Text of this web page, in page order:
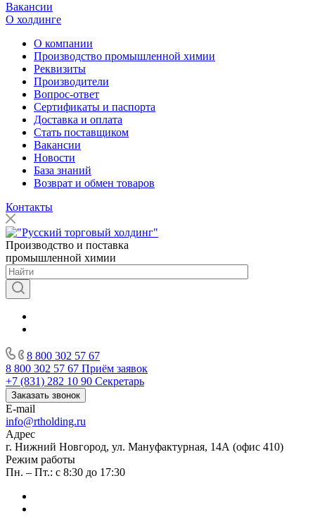
Вакансии
О холдинге
О компании
Производство промышленной химии
Реквизиты
Производители
Вопрос-ответ
Сертификаты и паспорта
Доставка и оплата
Стать поставщиком
Вакансии
Новости
База знаний
Возврат и обмен товаров
Контакты
Производство и поставка
промышленной химии
8 800 302 57 67
8 800 302 57 67 Приём заявок
+7 (831) 282 10 90 Секретарь
Заказать звонок
E-mail
info@rtholding.ru
Адрес
г. Нижний Новгород, ул. Мануфактурная, 14А (офис 410)
Режим работы
Пн. – Пт.: с 8:30 до 17:30